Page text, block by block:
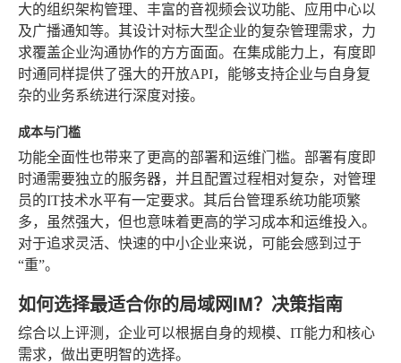
大的组织架构管理、丰富的音视频会议功能、应用中心以
及广播通知等。其设计对标大型企业的复杂管理需求，力
求覆盖企业沟通协作的方方面面。在集成能力上，有度即
时通同样提供了强大的开放API，能够支持企业与自身复
杂的业务系统进行深度对接。
成本与门槛
功能全面性也带来了更高的部署和运维门槛。部署有度即
时通需要独立的服务器，并且配置过程相对复杂，对管理
员的IT技术水平有一定要求。其后台管理系统功能项繁
多，虽然强大，但也意味着更高的学习成本和运维投入。
对于追求灵活、快速的中小企业来说，可能会感到过于
“重”。
如何选择最适合你的局域网IM？决策指南
综合以上评测，企业可以根据自身的规模、IT能力和核心
需求，做出更明智的选择。